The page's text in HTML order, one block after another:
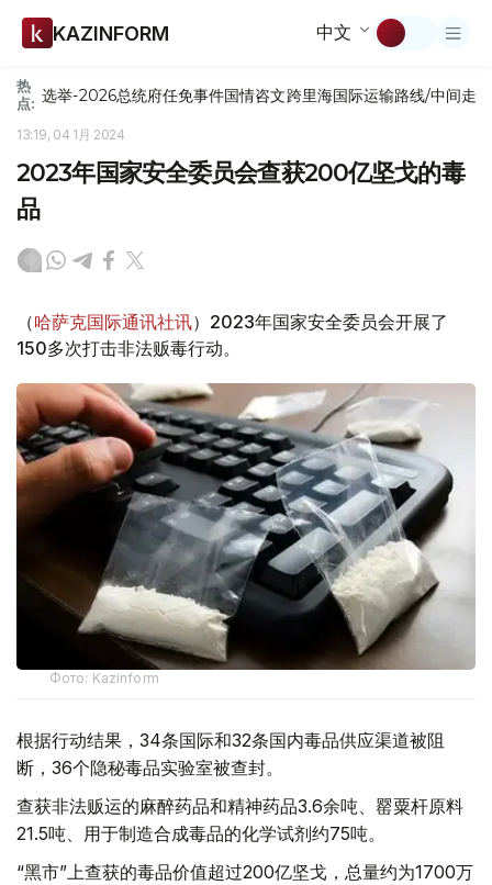
KAZINFORM 中文
热
点: 选举-2026总统府任免事件国情咨文跨里海国际运输路线/中间走廊
13:19, 04 1月 2024
2023年国家安全委员会查获200亿坚戈的毒
品
（哈萨克国际通讯社讯）2023年国家安全委员会开展了
150多次打击非法贩毒行动。
Фото: Kazinform
根据行动结果，34条国际和32条国内毒品供应渠道被阻
断，36个隐秘毒品实验室被查封。
查获非法贩运的麻醉药品和精神药品3.6余吨、罂粟杆原料
21.5吨、用于制造合成毒品的化学试剂约75吨。
“黑市”上查获的毒品价值超过200亿坚戈，总量约为1700万